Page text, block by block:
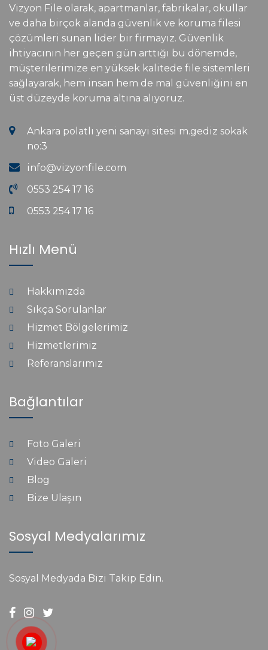
Vizyon File olarak, apartmanlar, fabrikalar, okullar
ve daha birçok alanda güvenlik ve koruma filesi
çözümleri sunan lider bir firmayız. Güvenlik
ihtiyacının her geçen gün arttığı bu dönemde,
müşterilerimize en yüksek kalitede file sistemleri
sağlayarak, hem insan hem de mal güvenliğini en
üst düzeyde koruma altına alıyoruz.
Ankara polatlı yeni sanayi sitesi m.gediz sokak
no:3
info@vizyonfile.com
0553 254 17 16
0553 254 17 16
Hızlı Menü
Hakkımızda
Sıkça Sorulanlar
Hizmet Bölgelerimiz
Hizmetlerimiz
Referanslarımız
Bağlantılar
Foto Galeri
Video Galeri
Blog
Bize Ulaşın
Sosyal Medyalarımız
Sosyal Medyada Bizi Takip Edin.